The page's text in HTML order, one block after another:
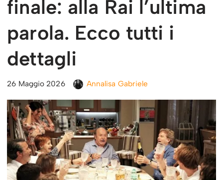
finale: alla Rai l’ultima
parola. Ecco tutti i
dettagli
26 Maggio 2026 Annalisa Gabriele